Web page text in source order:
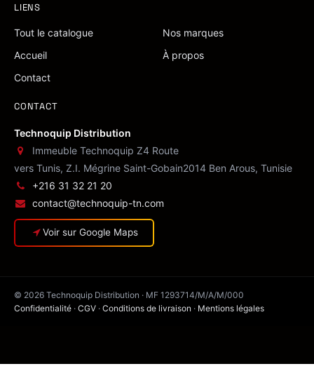
LIENS
Tout le catalogue
Nos marques
Accueil
À propos
Contact
CONTACT
Technoquip Distribution
Immeuble Technoquip Z4 Route
vers Tunis, Z.I. Mégrine Saint-Gobain2014 Ben Arous, Tunisie
+216 31 32 21 20
contact@technoquip-tn.com
Voir sur Google Maps
© 2026 Technoquip Distribution · MF 1293714/M/A/M/000
Confidentialité · CGV · Conditions de livraison · Mentions légales